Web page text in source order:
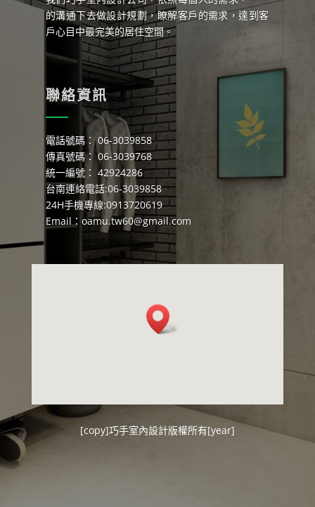
的溝通下去做設計規劃，瞭解客戶的需求，達到客
戶心目中最完美的居住空間。
聯絡資訊
電話號碼： 06-3039858
傳真號碼： 06-3039768
統一編號： 42924286
台南連絡電話:06-3039858
24H手機專線:0913720619
Email： oamu.tw60@gmail.com
[copy]巧手室內設計版權所有[year]